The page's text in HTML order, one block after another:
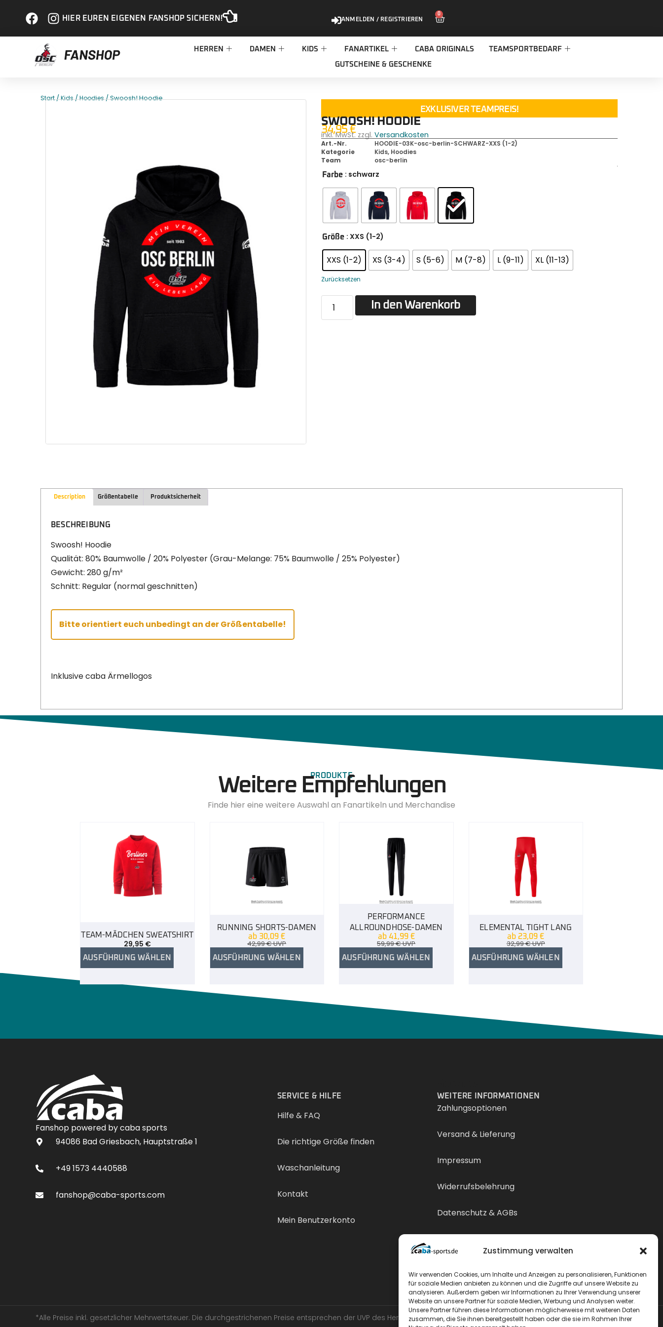
Zustimmung verwalten
Wir verwenden Cookies, um Inhalte und Anzeigen zu personalisieren, Funktionen
für soziale Medien anbieten zu können und die Zugriffe auf unsere Website zu
analysieren. Außerdem geben wir Informationen zu Ihrer Verwendung unserer
Website an unsere Partner für soziale Medien, Werbung und Analysen weiter.
Unsere Partner führen diese Informationen möglicherweise mit weiteren Daten
zusammen, die Sie ihnen bereitgestellt haben oder die sie im Rahmen Ihrer
HIER EUREN EIGENEN FANSHOP SICHERN! ANMELDEN / REGISTRIEREN
0
HERREN DAMEN KIDS FANARTIKEL CABA ORIGINALS TEAMSPORTBEDARF
GUTSCHEINE & GESCHENKE
Start/Kids/Hoodies/ Swoosh! Hoodie
EXKLUSIVER TEAMPREIS!
SWOOSH! HOODIE
34,95€
inkl. MwSt. zzgl.Versandkosten
Art.-Nr.
HOODIE-03K-osc-berlin-SCHWARZ-XXS (1-2)
Kategorie
Kids, Hoodies
Team
osc-berlin
Farbe : schwarz
Größe : XXS (1-2)
XXS (1-2) XS (3-4) S (5-6) M (7-8) L (9-11) XL (11-13)
Zurücksetzen
In den Warenkorb
Description Größentabelle Produktsicherheit
BESCHREIBUNG
Swoosh! Hoodie
Qualität: 80% Baumwolle / 20% Polyester (Grau-Melange: 75% Baumwolle / 25% Polyester)
Gewicht: 280 g/m²
Schnitt: Regular (normal geschnitten)
Bitte orientiert euch unbedingt an der Größentabelle!
Inklusive caba Ärmellogos
PRODUKTE
Weitere Empfehlungen
Finde hier eine weitere Auswahl an Fanartikeln und Merchandise
TEAM-MÄDCHEN SWEATSHIRT
29,95 €
AUSFÜHRUNG WÄHLEN
RUNNING SHORTS-DAMEN
ab 30,09€
42,99€UVP
AUSFÜHRUNG WÄHLEN
PERFORMANCE
ALLROUNDHOSE-DAMEN
ab 41,99 €
59,99€UVP
AUSFÜHRUNG WÄHLEN
ELEMENTAL TIGHT LANG
ab 23,09€
32,99€UVP
AUSFÜHRUNG WÄHLEN
Fanshop powered by caba sports
94086 Bad Griesbach, Hauptstraße 1
+49 1573 4440588
fanshop@caba-sports.com
SERVICE & HILFE
Hilfe & FAQ
Die richtige Größe finden
Waschanleitung
Kontakt
Mein Benutzerkonto
WEITERE INFORMATIONEN
Zahlungsoptionen
Versand & Lieferung
Impressum
Widerrufsbelehrung
Datenschutz & AGBs
*Alle Preise inkl. gesetzlicher Mehrwertsteuer. Die durchgestrichenen Preise entsprechen der UVP des Herstellers.